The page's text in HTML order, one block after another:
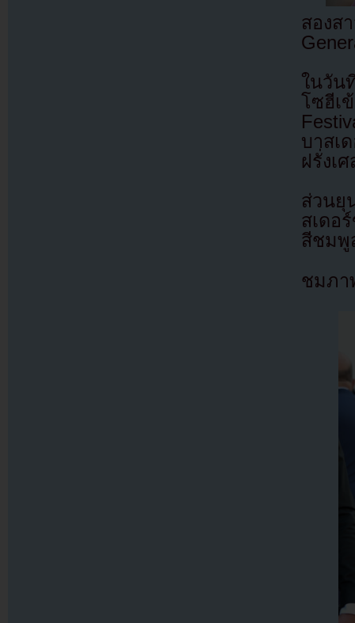
สองส
ในวัน
โซฮีเ
บาสเ
ฝรั่งเ
ส่วนยุ
สเดอ
สีชมพู
ชมภา